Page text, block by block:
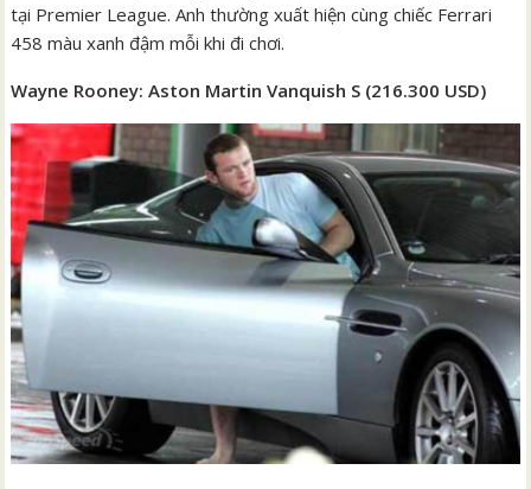
tại Premier League. Anh thường xuất hiện cùng chiếc Ferrari
458 màu xanh đậm mỗi khi đi chơi.
Wayne Rooney: Aston Martin Vanquish S (216.300 USD)